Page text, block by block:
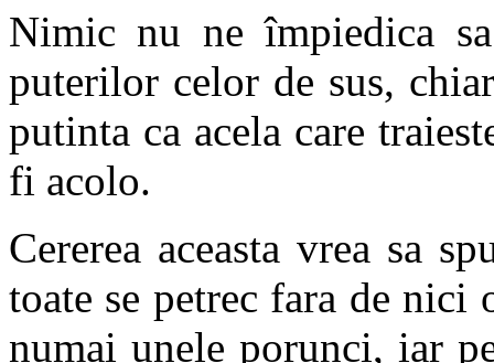
Nimic nu ne împiedica
puterilor celor de sus,
putinta ca acela care
fi acolo.
Cererea aceasta vrea sa
toate se petrec fara de
numai unele porunci, iar